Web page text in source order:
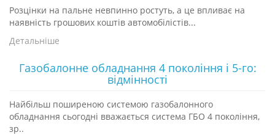
Розцінки на пальне невпинно ростуть, а це впливає на
наявність грошових коштів автомобілістів...
Детальніше
Газобалонне обладнання 4 покоління і 5-го:
відмінності
Найбільш поширеною системою газобалонного
обладнання сьогодні вважається система ГБО 4 покоління,
зр..